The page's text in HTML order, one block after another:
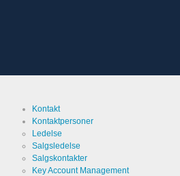
Kontakt
Kontaktpersoner
Ledelse
Salgsledelse
Salgskontakter
Key Account Management